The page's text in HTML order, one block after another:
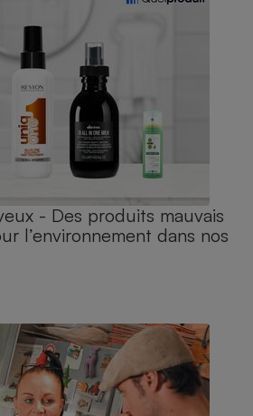
- Des produits mauvais
l’environnement dans nos